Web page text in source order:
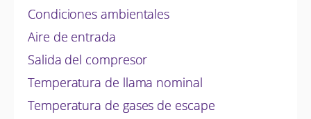
Condiciones ambientales
Aire de entrada
Salida del compresor
Temperatura de llama nominal
Temperatura de gases de escape